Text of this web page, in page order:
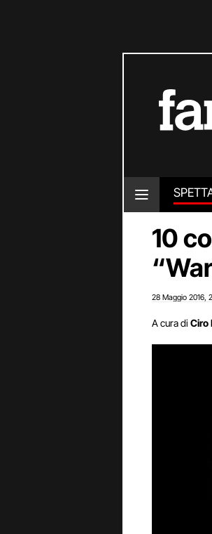
10
28 Maggio 2016
A cura di Ciro